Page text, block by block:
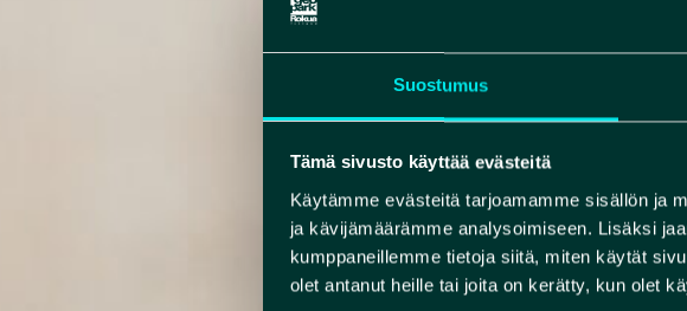
Suostumus
Tämä sivusto käyttää evästeitä
Käytämme evästeitä tarjoamamme sisällön ja
ja kävijämäärämme analysoimiseen. Lisäksi
kumppaneillemme tietoja siitä, miten käytät
olet antanut heille tai joita on kerätty, kun olet